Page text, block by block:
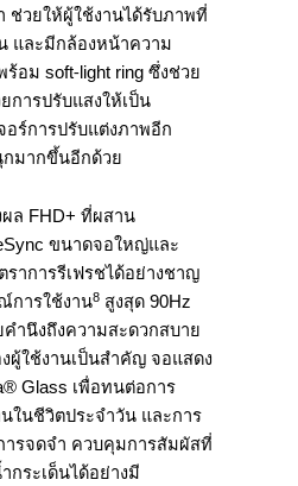
ช่วยให้ผู้ใช้งานได้รับภาพที่
และมีกล้องหน้าความ
อม soft-light ring ซึ่งช่วย
การปรับแสงให้เป็น
อร์การปรับแต่งภาพอีก
มากขึ้นอีกด้วย
ล FHD+ ที่ผสาน
ขนาดจอใหญ่และ
ราการรีเฟรชได้อย่างชาญ
การใช้งาน8 สูงสุด 90Hz
ำนึงถึงความสะดวกสบาย
ใช้งานเป็นสำคัญ จอแสดง
Glass เพื่อทนต่อการ
ในชีวิตประจำวัน และการ
รจดจำ ควบคุมการสัมผัสที่
กระเด็นได้อย่างมี